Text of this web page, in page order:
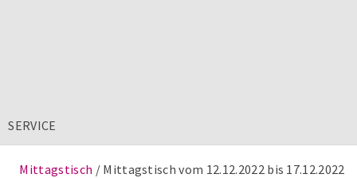
SERVICE
Mittagstisch Mittagstisch vom 12.12.2022 bis 17.12.2022